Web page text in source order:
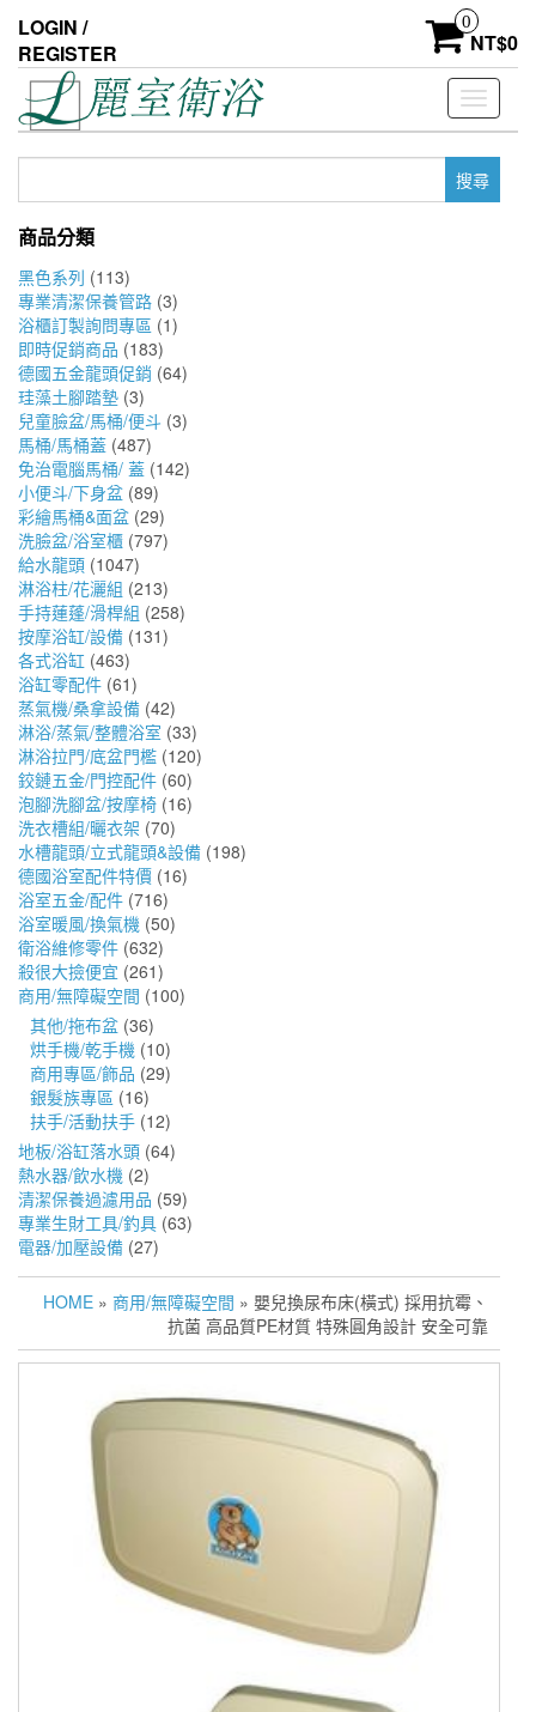
the
content
LOGIN /
REGISTER
0
NT$0
Toggle
鍵
商品分類
黑色系列 (113)
專業清潔保養管路 (3)
浴櫃訂製詢問專區 (1)
即時促銷商品 (183)
德國五金龍頭促銷 (64)
珪藻土腳踏墊 (3)
兒童臉盆/馬桶/便斗 (3)
馬桶/馬桶蓋 (487)
免治電腦馬桶/ 蓋 (142)
小便斗/下身盆 (89)
彩繪馬桶&面盆 (29)
洗臉盆/浴室櫃 (797)
給水龍頭 (1047)
淋浴柱/花灑組 (213)
手持蓮蓬/滑桿組 (258)
按摩浴缸/設備 (131)
各式浴缸 (463)
浴缸零配件 (61)
蒸氣機/桑拿設備 (42)
淋浴/蒸氣/整體浴室 (33)
淋浴拉門/底盆門檻 (120)
鉸鏈五金/門控配件 (60)
泡腳洗腳盆/按摩椅 (16)
洗衣槽組/曬衣架 (70)
水槽龍頭/立式龍頭&設備 (198)
德國浴室配件特價 (16)
浴室五金/配件 (716)
浴室暖風/換氣機 (50)
衛浴維修零件 (632)
殺很大撿便宜 (261)
商用/無障礙空間 (100)
其他/拖布盆 (36)
烘手機/乾手機 (10)
商用專區/飾品 (29)
銀髮族專區 (16)
扶手/活動扶手 (12)
地板/浴缸落水頭 (64)
熱水器/飲水機 (2)
清潔保養過濾用品 (59)
專業生財工具/釣具 (63)
電器/加壓設備 (27)
HOME » 商用/無障礙空間 » 嬰兒換尿布床(橫式) 採用抗霉、
抗菌 高品質PE材質 特殊圓角設計 安全可靠